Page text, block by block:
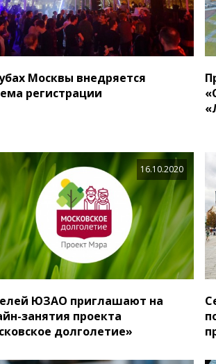
Москвы внедряется
регистрации
16.10.2020
ЮЗАО приглашают на
занятия проекта
долголетие»